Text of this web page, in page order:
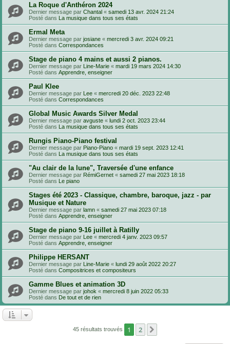
La Roque d'Anthéron 2024
Dernier message par Chantal « samedi 13 avr. 2024 21:24
Posté dans La musique dans tous ses états
Ermal Meta
Dernier message par josiane « mercredi 3 avr. 2024 09:21
Posté dans Correspondances
Stage de piano 4 mains et aussi 2 pianos.
Dernier message par Line-Marie « mardi 19 mars 2024 14:30
Posté dans Apprendre, enseigner
Paul Klee
Dernier message par Lee « mercredi 20 déc. 2023 22:48
Posté dans Correspondances
Global Music Awards Silver Medal
Dernier message par avguste « lundi 2 oct. 2023 23:44
Posté dans La musique dans tous ses états
Rungis Piano-Piano festival
Dernier message par Piano-Piano « mardi 19 sept. 2023 12:41
Posté dans La musique dans tous ses états
"Au clair de la lune", Traversée d'une enfance
Dernier message par RémiGernet « samedi 27 mai 2023 18:18
Posté dans Le piano
Stages été 2023 - Classique, chambre, baroque, jazz - par
Musique et Nature
Dernier message par lamn « samedi 27 mai 2023 07:18
Posté dans Apprendre, enseigner
Stage de piano 9-16 juillet à Ratilly
Dernier message par Lee « mercredi 4 janv. 2023 09:57
Posté dans Apprendre, enseigner
Philippe HERSANT
Dernier message par Line-Marie « lundi 29 août 2022 20:27
Posté dans Compositrices et compositeurs
Gamme Blues et animation 3D
Dernier message par johok « mercredi 8 juin 2022 05:33
Posté dans De tout et de rien
45 résultats trouvés 1 2